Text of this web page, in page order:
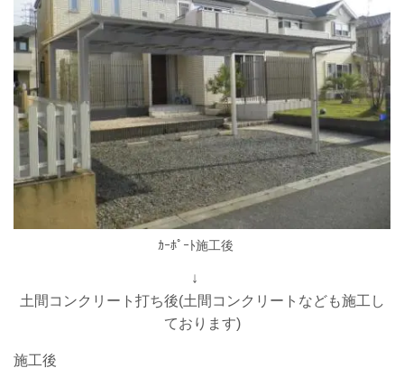
ｶｰﾎﾟｰﾄ施工後
↓
土間コンクリート打ち後(土間コンクリートなども施工し
ております)
施工後